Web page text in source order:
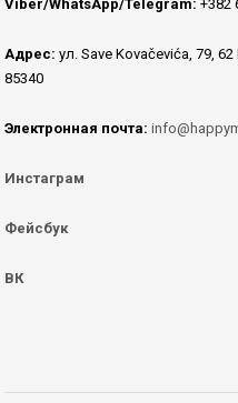
Viber/WhatsApp/Telegram: +382
Адрес: ул. Save Kovačevića, 79,
85340
Электронная почта:
Инстаграм
Фейсбук
ВК